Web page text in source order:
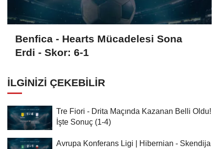
Benfica - Hearts Mücadelesi Sona
Erdi - Skor: 6-1
İLGINIZI ÇEKEBILIR
Tre Fiori - Drita Maçında Kazanan Belli Oldu!
İşte Sonuç (1-4)
Avrupa Konferans Ligi | Hibernian - Skendija